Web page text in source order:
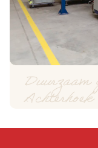
Achterhoek